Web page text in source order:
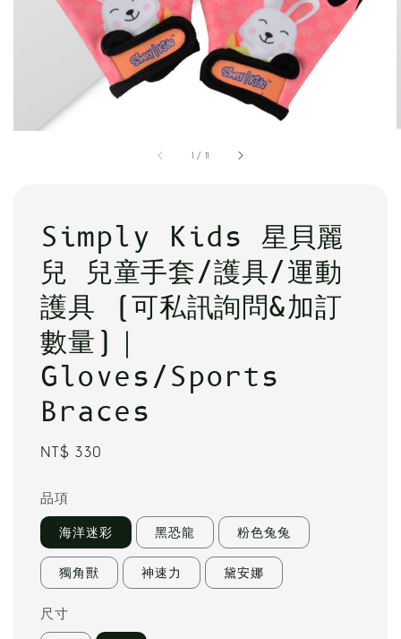
1 / 11
Simply Kids 星貝麗
兒 兒童手套/護具/運動
護具 (可私訊詢問&加訂
數量)｜
Gloves/Sports
Braces
Regular
NT$ 330
品項
海洋迷彩 黑恐龍 粉色兔兔
獨角獸 神速力 黛安娜
尺寸